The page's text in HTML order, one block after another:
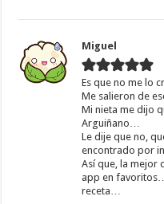
Miguel
Es que no me lo
Me salieron de
Mi nieta me dijo
Arguiñano…
Le dije que no,
encontrado por
Así que, la mejor
app en
receta…